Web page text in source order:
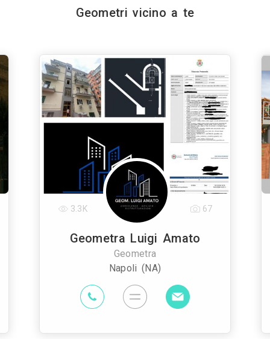
Geometri vicino a te
Geometra Luigi Amato
Geometra
Napoli (NA)
3.3K 67